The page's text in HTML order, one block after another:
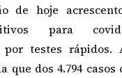
de hoje
para
por testes rápidos.
que dos 4.794 casos